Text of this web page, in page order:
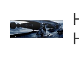
Inhalt
springen